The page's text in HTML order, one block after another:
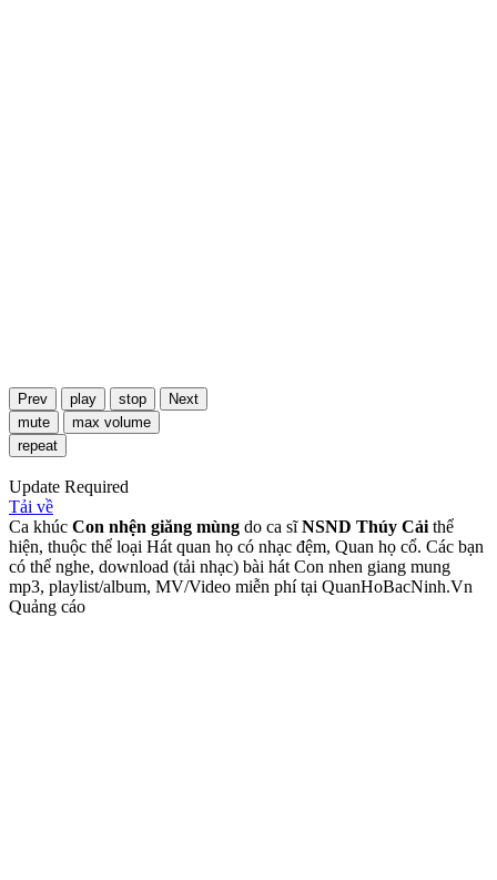
Prev play stop
Next
mute
max volume
repeat
Update Required
Tải về
Ca khúc Con nhện giăng mùng do ca sĩNSND Thúy Cải thể
hiện, thuộc thể loại Hát quan họ có nhạc đệm, Quan họ cổ. Các bạn
có thể nghe, download (tải nhạc) bài hát Con nhen giang mung
mp3, playlist/album, MV/Video miễn phí tại QuanHoBacNinh.Vn
Quảng cáo